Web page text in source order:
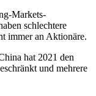
Markets-
schlechtere
immer an Aktionäre.
hat 2021 den
und mehrere